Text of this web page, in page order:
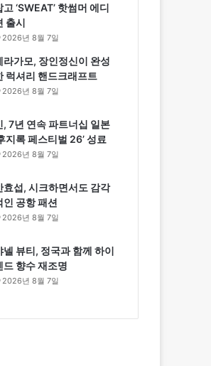
고 ‘SWEAT’ 핫썸머 에디
출시
2026년 8월 7일
라가모, 장인정신이 완성
럭셔리 핸드크래프트
2026년 8월 7일
, 7년 연속 파트너십 일본
지록 페스티벌 26’ 성료
2026년 8월 7일
효섭, 시크하면서도 감각
인 공항 패션
2026년 8월 7일
넬 뷰티, 정국과 함께 하이
드 향수 재조명
2026년 8월 7일